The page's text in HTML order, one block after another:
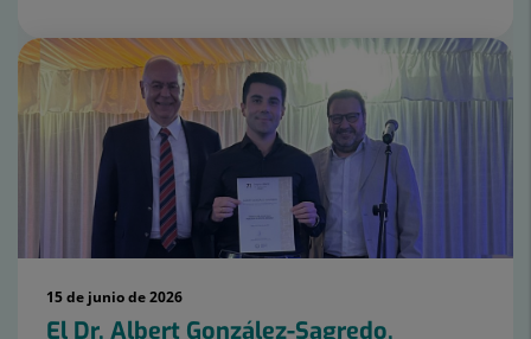
15 de junio de 2026
El Dr. Albert González-Sagredo,